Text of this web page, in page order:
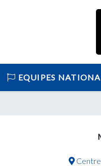
EQUIPES
Centre